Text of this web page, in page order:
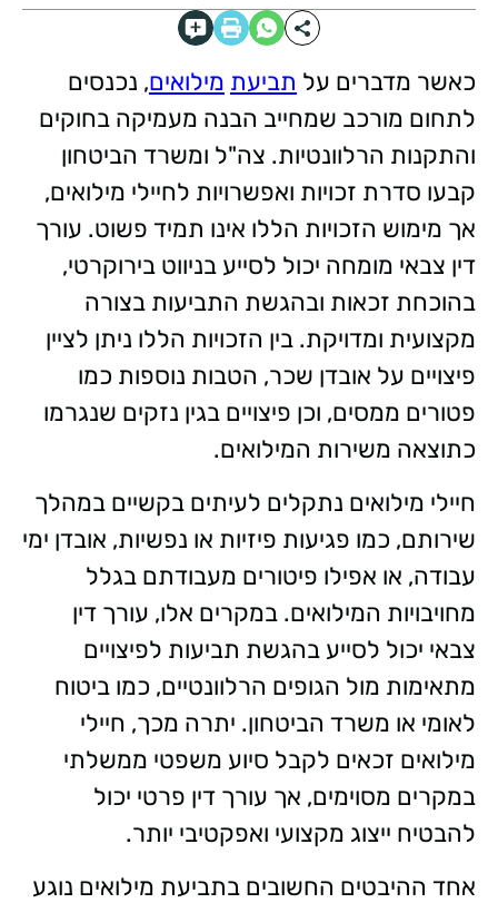
כאשר מדברים על תביעת מילואים, נכנסים
לתחום מורכב שמחייב הבנה מעמיקה בחוקים
והתקנות הרלוונטיות. צה"ל ומשרד הביטחון
קבעו סדרת זכויות ואפשרויות לחיילי מילואים,
אך מימוש הזכויות הללו אינו תמיד פשוט. עורך
דין צבאי מומחה יכול לסייע בניווט בירוקרטי,
בהוכחת זכאות ובהגשת התביעות בצורה
מקצועית ומדויקת. בין הזכויות הללו ניתן לציין
פיצויים על אובדן שכר, הטבות נוספות כמו
פטורים ממסים, וכן פיצויים בגין נזקים שנגרמו
כתוצאה משירות המילואים.
חיילי מילואים נתקלים לעיתים בקשיים במהלך
שירותם, כמו פגיעות פיזיות או נפשיות, אובדן ימי
עבודה, או אפילו פיטורים מעבודתם בגלל
מחויבויות המילואים. במקרים אלו, עורך דין
צבאי יכול לסייע בהגשת תביעות לפיצויים
מתאימות מול הגופים הרלוונטיים, כמו ביטוח
לאומי או משרד הביטחון. יתרה מכך, חיילי
מילואים זכאים לקבל סיוע משפטי ממשלתי
במקרים מסוימים, אך עורך דין פרטי יכול
להבטיח ייצוג מקצועי ואפקטיבי יותר.
אחד ההיבטים החשובים בתביעת מילואים נוגע